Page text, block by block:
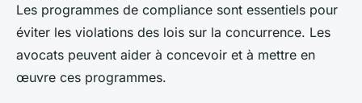
Les programmes de compliance sont essentiels pour
éviter les violations des lois sur la concurrence. Les
avocats peuvent aider à concevoir et à mettre en
œuvre ces programmes.